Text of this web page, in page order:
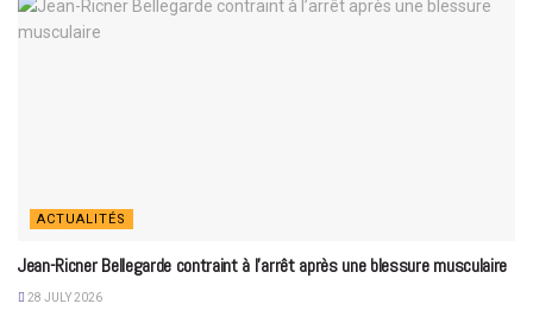
ACTUALITÉS
Jean-Ricner Bellegarde contraint à l’arrêt après une blessure musculaire
28 JULY 2026